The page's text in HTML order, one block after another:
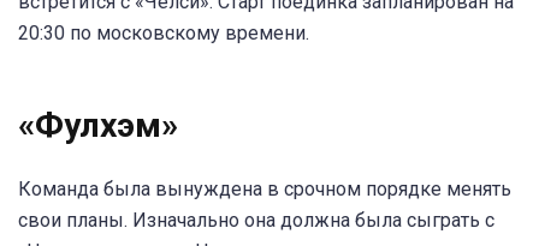
20:30 по московскому времени.
«Фулхэм»
Команда была вынуждена в срочном порядке менять
свои планы. Изначально она должна была сыграть с